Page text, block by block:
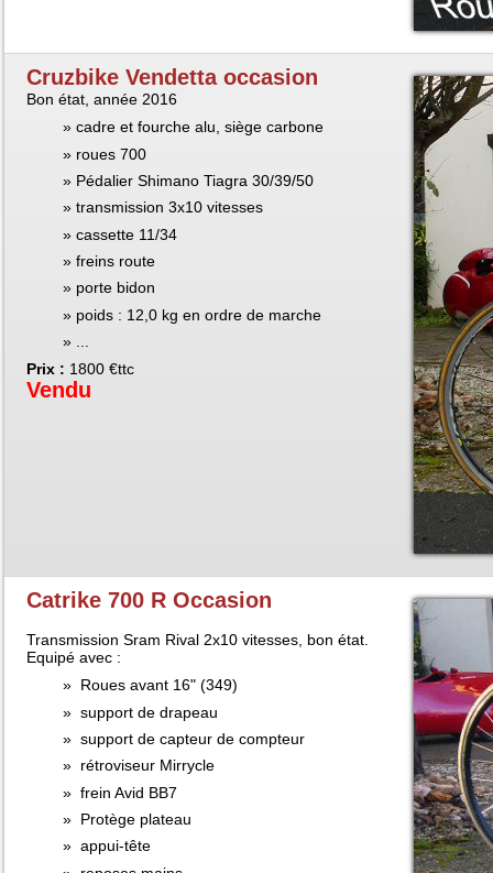
Cruzbike Vendetta occasion
Bon état, année 2016
cadre et fourche alu, siège carbone
roues 700
Pédalier Shimano Tiagra 30/39/50
transmission 3x10 vitesses
cassette 11/34
freins route
porte bidon
poids : 12,0 kg en ordre de marche
Prix : 1800 €ttc
Vendu
Catrike 700 R Occasion
Transmission Sram Rival 2x10 vitesses, bon état.
Equipé avec :
Roues avant 16" (349)
support de drapeau
support de capteur de compteur
rétroviseur Mirrycle
frein Avid BB7
Protège plateau
appui-tête